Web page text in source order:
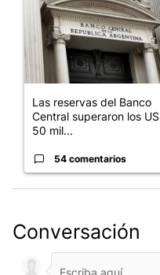
Las reservas del Banco
Central superaron los
50 mil...
54 comentarios
Conversación